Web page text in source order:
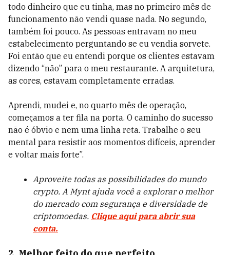
todo dinheiro que eu tinha, mas no primeiro mês de
funcionamento não vendi quase nada. No segundo,
também foi pouco. As pessoas entravam no meu
estabelecimento perguntando se eu vendia sorvete.
Foi então que eu entendi porque os clientes estavam
dizendo “não” para o meu restaurante. A arquitetura,
as cores, estavam completamente erradas.
Aprendi, mudei e, no quarto mês de operação,
começamos a ter fila na porta. O caminho do sucesso
não é óbvio e nem uma linha reta. Trabalhe o seu
mental para resistir aos momentos difíceis, aprender
e voltar mais forte”.
Aproveite todas as possibilidades do mundo
crypto. A Mynt ajuda você a explorar o melhor
do mercado com segurança e diversidade de
criptomoedas. Clique aqui para abrir sua
conta.